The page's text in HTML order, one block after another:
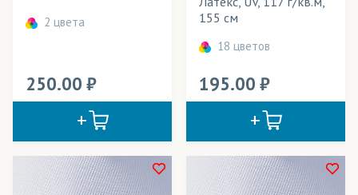
Панно
Платки
Подклады для одежды
Полотенца
2 цвета
250.00
155 см
18 цветов
195.00